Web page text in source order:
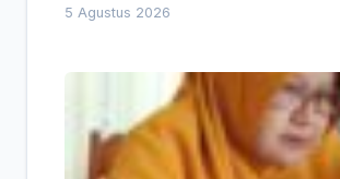
5 Agustus 2026